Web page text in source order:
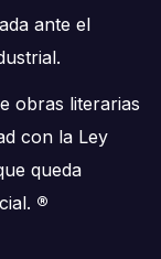
ante el
obras literarias
con la Ley
queda
®